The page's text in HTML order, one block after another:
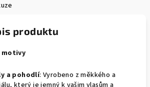
produktu
motivy
a pohodlí: Vyrobeno z měkkého a
který je jemný k vašim vlasům a